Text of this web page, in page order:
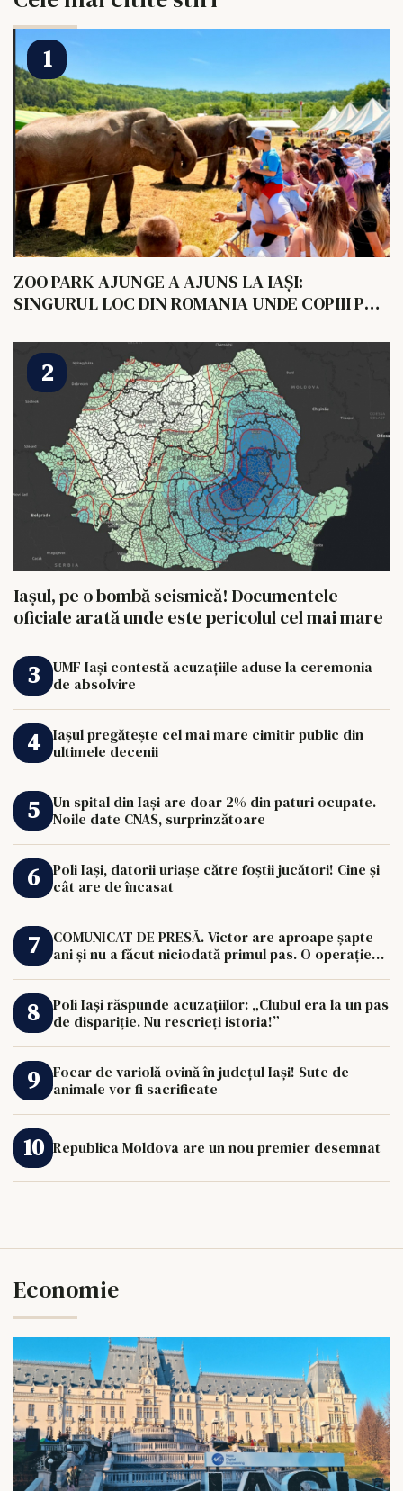
ZOO PARK AJUNGE A AJUNS LA IAȘI:
SINGURUL LOC DIN ROMANIA UNDE COPIII POT
HRANI UN ELEFANT
Iașul, pe o bombă seismică! Documentele
oficiale arată unde este pericolul cel mai mare
UMF Iași contestă acuzațiile aduse la ceremonia
de absolvire
Iașul pregătește cel mai mare cimitir public din
ultimele decenii
Un spital din Iași are doar 2% din paturi ocupate.
Noile date CNAS, surprinzătoare
Poli Iași, datorii uriașe către foștii jucători! Cine și
cât are de încasat
COMUNICAT DE PRESĂ. Victor are aproape șapte
ani și nu a făcut niciodată primul pas. O operație
Poli Iași răspunde acuzațiilor: „Clubul era la un pas
de dispariție. Nu rescrieți istoria!”
Focar de variolă ovină în județul Iași! Sute de
animale vor fi sacrificate
Republica Moldova are un nou premier desemnat
Economie